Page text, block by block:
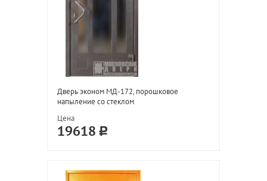
Дверь эконом МД-172, порошковое
напыление со стеклом
Цена
19618